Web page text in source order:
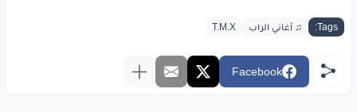
Tags: ♫ أغاني الراب T.M.X
Facebook